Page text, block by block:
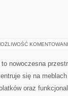
to nowoczesna
się na
oraz